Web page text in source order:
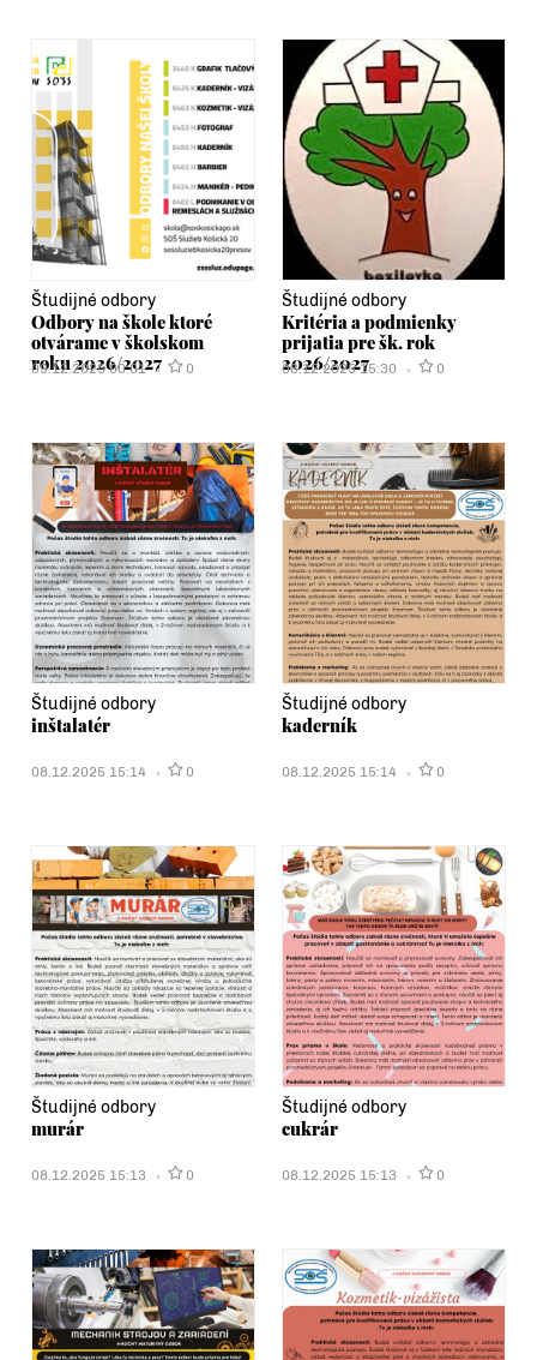
Študijné odbory
Odbory na škole ktoré
otvárame v školskom
roku 2026/2027
09.12.2025 00:01 0
Študijné odbory
Kritéria a podmienky
prijatia pre šk. rok
2026/2027
08.12.2025 15:30 0
Študijné odbory
inštalatér
08.12.2025 15:14 0
Študijné odbory
kaderník
08.12.2025 15:14 0
Študijné odbory
murár
08.12.2025 15:13 0
Študijné odbory
cukrár
08.12.2025 15:13 0